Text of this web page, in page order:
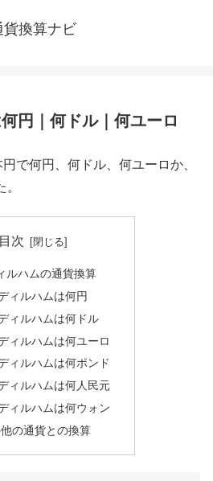
貨換算ナビ
円｜何ドル｜何ユーロ
で何円、何ドル、何ユーロか、
目次
ルハムの通貨換算
ィルハムは何円
ィルハムは何ドル
ィルハムは何ユーロ
ィルハムは何ポンド
ィルハムは何人民元
ィルハムは何ウォン
の通貨との換算